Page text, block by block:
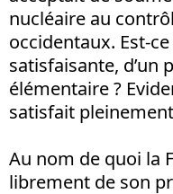
nucléaire au
occidentaux. Est-
satisfaisante, d’un
élémentaire ?
satisfait pleinement
Au nom de quoi la
librement de son